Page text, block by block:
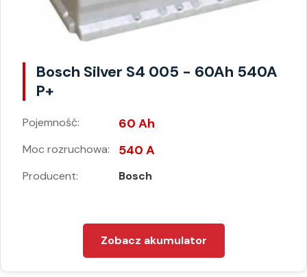
Bosch Silver S4 005 - 60Ah 540A
P+
Pojemność: 60 Ah
Moc rozruchowa: 540 A
Producent: Bosch
Zobacz akumulator